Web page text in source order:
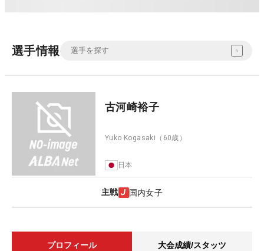
選手情報
古河崎裕子
Yuko Kogasaki （60歳）
日本
主戦 国内女子
プロフィール 大会成績/スタッツ